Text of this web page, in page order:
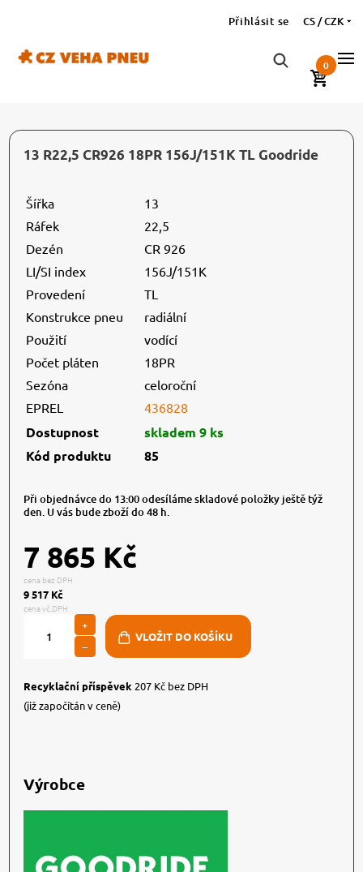
Přihlásit se CS / CZK
0
13 R22,5 CR926 18PR 156J/151K TL Goodride
Šířka
13
Ráfek
22,5
Dezén
CR 926
LI/SI index
156J/151K
Provedení
TL
Konstrukce pneu
radiální
Použití
vodící
Počet pláten
18PR
Sezóna
celoroční
EPREL
436828
Dostupnost
skladem 9 ks
Kód produktu
85
Při objednávce do 13:00 odesíláme skladové položky ještě týž
den. U vás bude zboží do 48 h.
7 865 Kč
cena bez DPH
9 517 Kč
cena vč.DPH
+
−
Recyklační příspěvek 207 Kč bez DPH
(již započítán v ceně)
Výrobce